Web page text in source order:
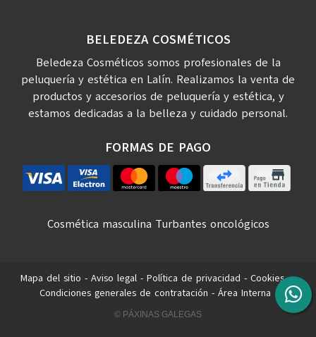
BELEDEZA COSMÉTICOS
Beledeza Cosméticos somos profesionales de la
peluquería y estética en Lalín. Realizamos la venta de
productos y accesorios de peluquería y estética, y
estamos dedicadas a la belleza y cuidado personal.
FORMAS DE PAGO
Cosmética masculina Turbantes oncológicos
Mapa del sitio - Aviso legal- Política de privacidad - Cookies-
Condiciones generales de contratación - Área Interna
© PÁXINAS GALEGAS